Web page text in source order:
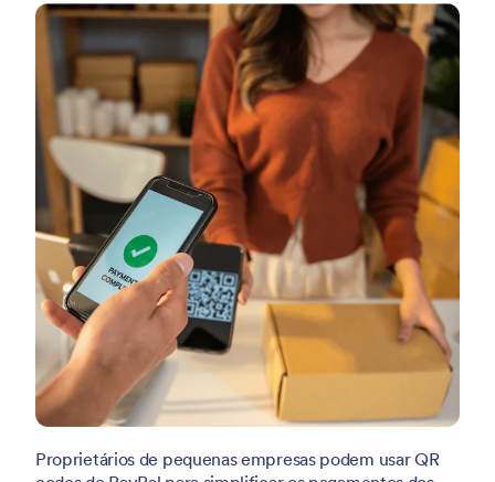
Proprietários de pequenas empresas podem usar QR